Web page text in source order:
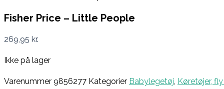
Fisher Price – Little People
269,95 kr.
Ikke på lager
Varenummer 9856277 Kategorier Babylegetøj, Køretøjer,